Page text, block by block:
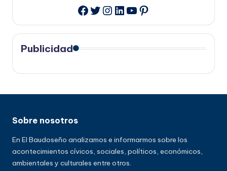
Facebook
Twitter
Instagram
LinkedIn
YouTube
Pinterest
Publicidad
Sobre nosotros
En El Baudoseño analizamos e informarmos sobre los
acontecimientos cívicos, sociales, políticos, económicos,
ambientales y culturales entre otros.